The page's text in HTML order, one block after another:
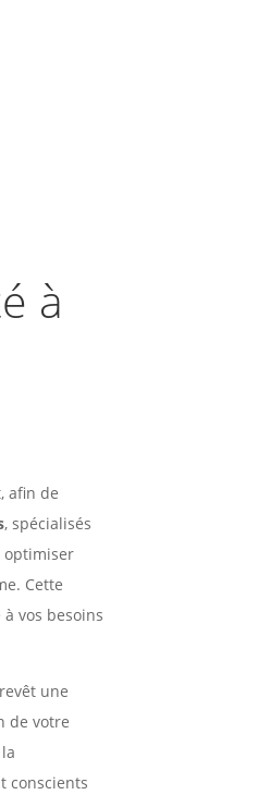
à
afin de
, spécialisés
optimiser
Cette
vos besoins
une
de votre
conscients